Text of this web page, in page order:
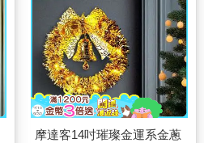
摩達客14吋璀璨金運系金蔥